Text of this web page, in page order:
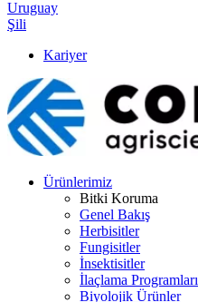
Uruguay
Şili
Kariyer
Ürünlerimiz
Bitki Koruma
Genel Bakış
Herbisitler
Fungisitler
İnsektisitler
İlaçlama Programları
Biyolojik Ürünler